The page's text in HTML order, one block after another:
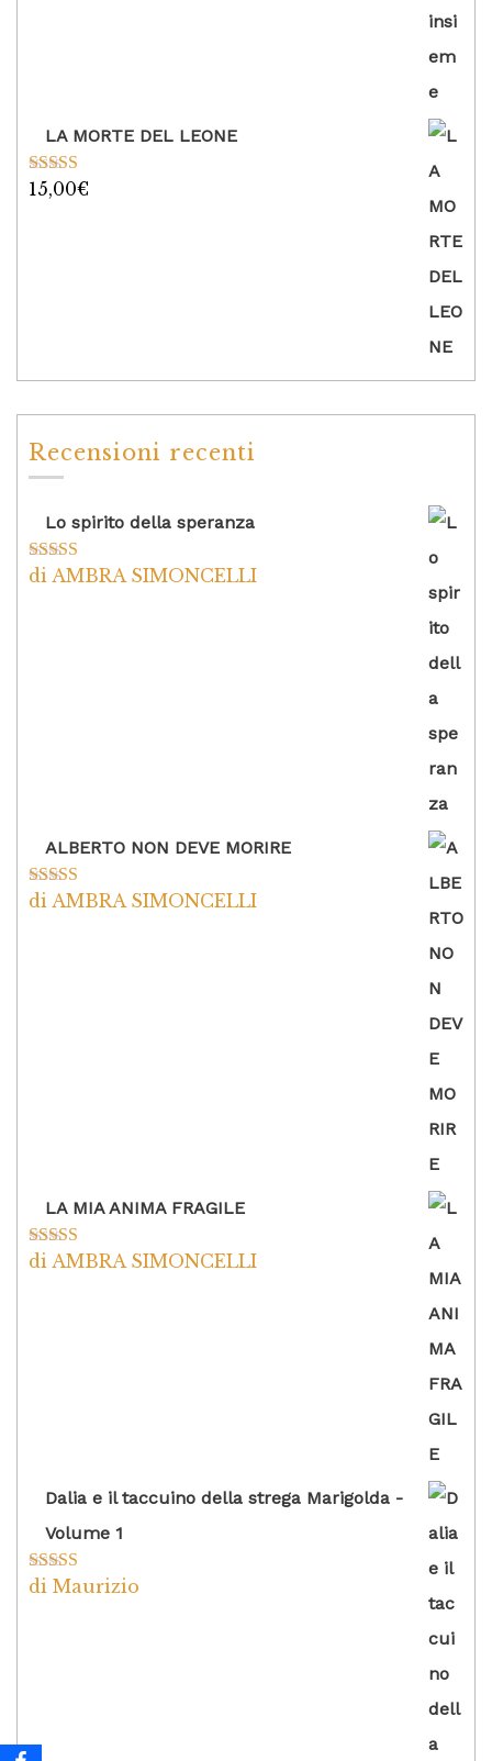
LA MORTE DEL LEONE
Valutato
15,00€
Recensioni recenti
Lo spirito della speranza
Valutato5su
di AMBRA SIMONCELLI
ALBERTO NON DEVE MORIRE
Valutato5su
di AMBRA SIMONCELLI
LA MIA ANIMA FRAGILE
Valutato5su
di AMBRA SIMONCELLI
Dalia e il taccuino della strega Marigolda -
Volume 1
Valutato4
di Maurizio